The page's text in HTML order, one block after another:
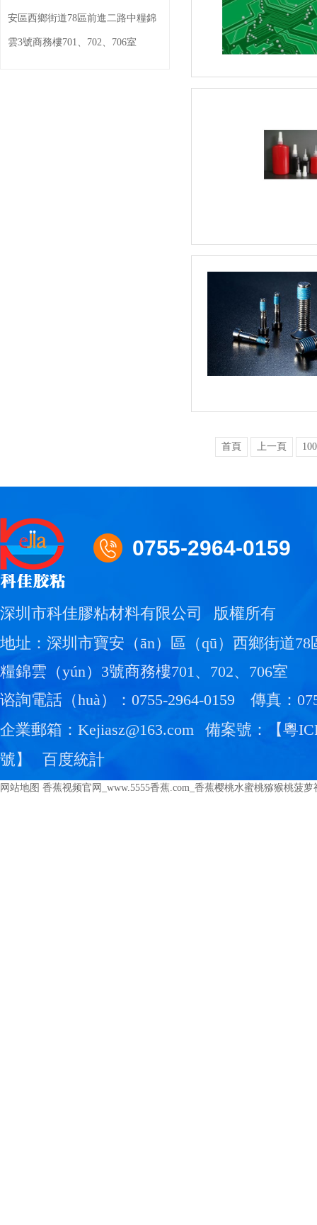
安區西鄉街道78區前進二路中糧錦
雲3號商務樓701、702、706室
首頁 上一頁 100
0755-2964-0159
深圳市科佳膠粘材料有限公司
版權所有
地址：深圳市寶安（ān）區（qū）西鄉街道78
糧錦雲（yún）3號商務樓701、702、706室
谘詢電話（huà）：0755-2964-0159
傳真：
企業郵箱：Kejiasz@163.com
備案號：【粵
號 】 百度統計
网站地图 香蕉视频官网_www.5555香蕉.com_香蕉樱桃水蜜桃猕猴桃菠